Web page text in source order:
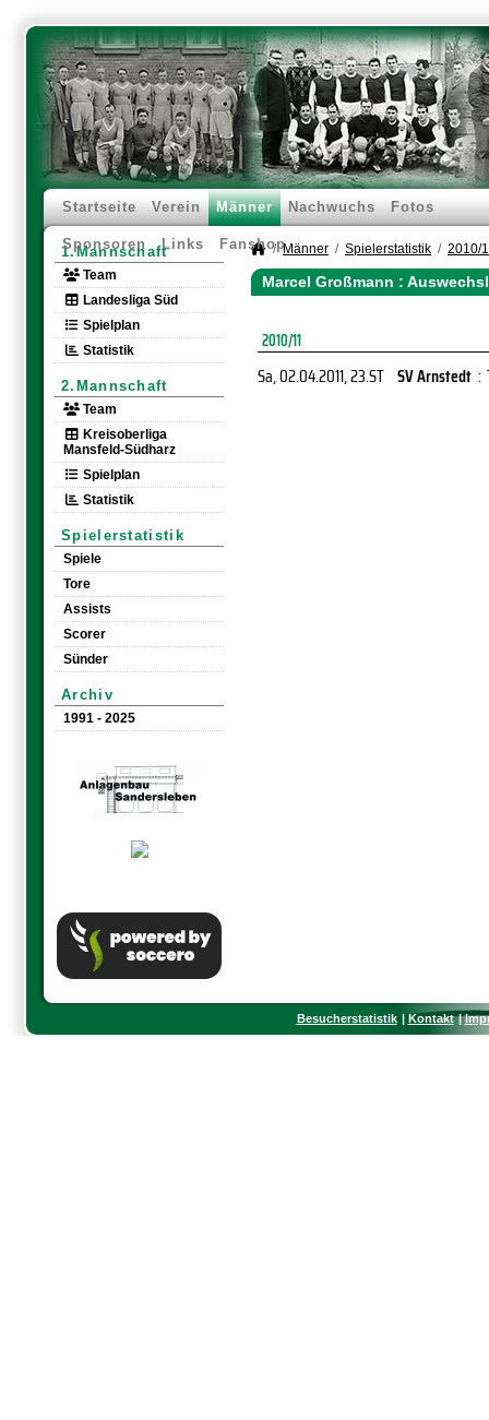
Startseite Verein Männer Nachwuchs Fotos
Sponsoren Links Fanshop
1.Mannschaft
Team
Landesliga Süd
Spielplan
Statistik
2.Mannschaft
Team
Kreisoberliga
Mansfeld-Südharz
Spielplan
Statistik
Spielerstatistik
Spiele
Tore
Assists
Scorer
Sünder
Archiv
1991 - 2025
Männer Spielerstatistik 2010/
Marcel Großmann :
2010/11
Sa, 02.04.2011, 23.ST SV Arnstedt :
Besucherstatistik Kontakt